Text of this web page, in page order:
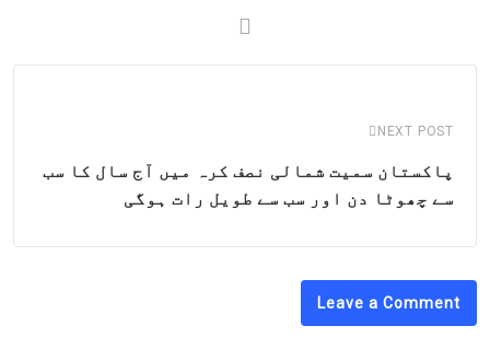
NEXT POST
پاکستان سمیت شمالی نصف کرہ میں آج سال کا سب
سے چھوٹا دن اور سب سے طویل رات ہوگی
Leave a Comment